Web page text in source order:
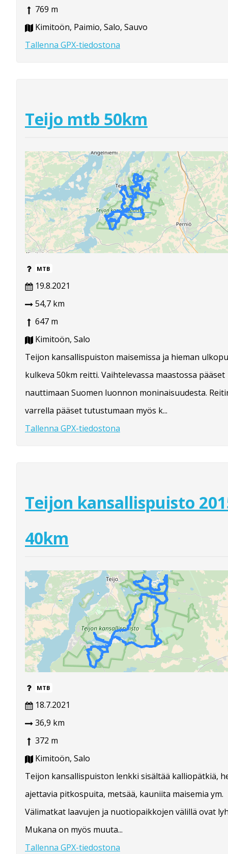
769 m
Kimitoön, Paimio, Salo, Sauvo
Tallenna GPX-tiedostona
Teijo mtb 50km
MTB
19.8.2021
54,7 km
647 m
Kimitoön, Salo
Teijon kansallispuiston maisemissa ja hieman
kulkeva 50km reitti. Vaihtelevassa maastossa pääset
nauttimaan Suomen luonnon moninaisuudesta.
varrella pääset tutustumaan myös k...
Tallenna GPX-tiedostona
Teijon kansallispuisto
40km
MTB
18.7.2021
36,9 km
372 m
Kimitoön, Salo
Teijon kansallispuiston lenkki sisältää kalliopätkiä,
ajettavia pitkospuita, metsää, kauniita maisemia ym.
Välimatkat laavujen ja nuotiopaikkojen välillä ovat
Mukana on myös muuta...
Tallenna GPX-tiedostona